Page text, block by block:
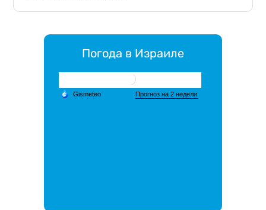
Погода в Израиле